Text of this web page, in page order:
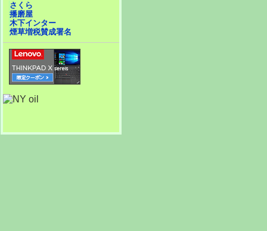
さくら
播磨屋
木下インター
煙草増税賛成署名